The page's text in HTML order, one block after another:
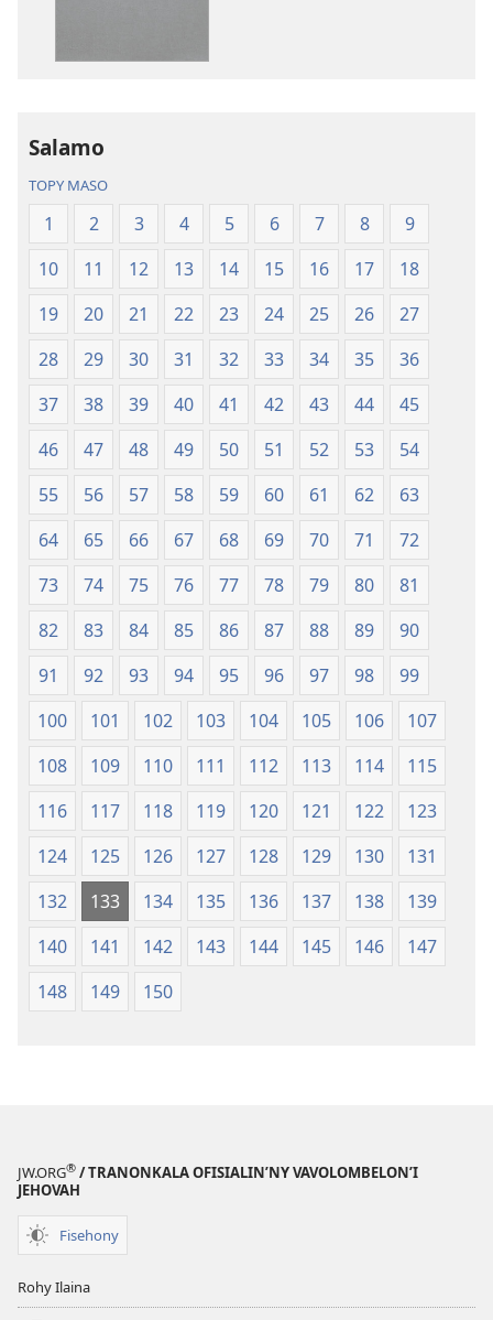
2021)
2021)
Salamo
TOPY MASO
1 2 3 4 5 6 7 8
9
10
11 12 13 14 15 16 17
18
19
20 21 22 23 24 25 26
27
28
29 30 31 32 33 34 35
36
37
38 39 40 41 42 43 44
45
46
47 48 49 50 51 52 53
54
55
56 57 58 59 60 61 62
63
64
65 66 67 68 69 70 71
72
73
74 75 76 77 78 79 80
81
82
83 84 85 86 87 88 89
90
91
92 93 94 95 96 97 98
99
100
101 102 103 104 105 106
107
108
109 110 111 112 113 114
115
116
117 118 119 120 121 122
123
124
125 126 127 128 129 130
131
132
133 134 135 136 137 138
139
140
141 142 143 144 145 146
147
148
149 150
JW.ORG® / TRANONKALA OFISIALIN’NY VAVOLOMBELON’I
JEHOVAH
Fisehony
Rohy Ilaina